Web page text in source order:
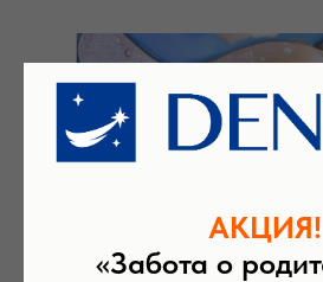
АКЦИЯ!
«Забота о